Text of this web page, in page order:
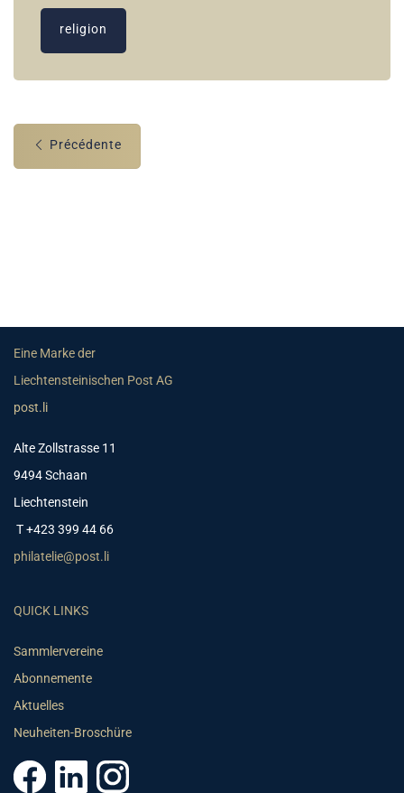
religion
Précédente
Eine Marke der
Liechtensteinischen Post AG
post.li
Alte Zollstrasse 11
9494 Schaan
Liechtenstein
T +423 399 44 66
philatelie@post.li
QUICK LINKS
Sammlervereine
Abonnemente
Aktuelles
Neuheiten-Broschüre